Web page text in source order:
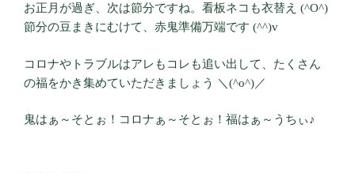
お正月が過ぎ、次は節分ですね。看板ネコも衣替え (^O^)
節分の豆まきにむけて、赤鬼準備万端です (^^)v
コロナやトラブルはアレもコレも追い出して、たくさん
の福をかき集めていただきましょう ＼(^o^)／
鬼はぁ～そとぉ！コロナぁ～そとぉ！福はぁ～うちぃ♪